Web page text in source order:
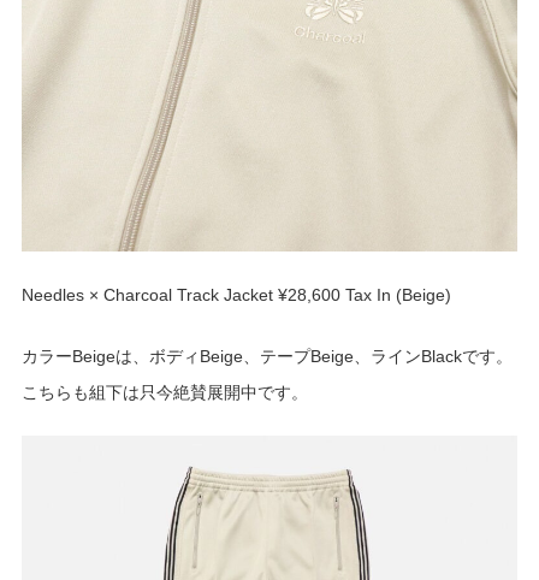
Needles × Charcoal Track Jacket ¥28,600 Tax In (Beige)
カラーBeigeは、ボディBeige、テープBeige、ラインBlackです。
こちらも組下は只今絶賛展開中です。